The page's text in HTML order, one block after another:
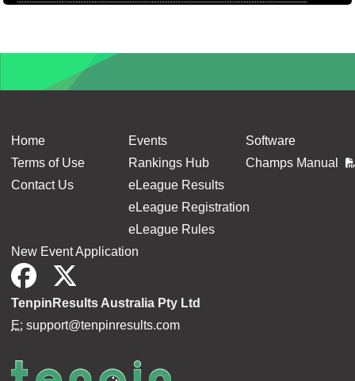
Home
Terms of Use
Contact Us
Events
Rankings Hub
eLeague Results
eLeague Registration
eLeague Rules
Software
Champs Manual
New Event Application
TenpinResults Australia Pty Ltd
E: support@tenpinresults.com